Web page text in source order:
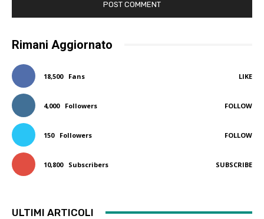
Rimani Aggiornato
18,500 Fans LIKE
4,000 Followers FOLLOW
150 Followers FOLLOW
10,800 Subscribers SUBSCRIBE
ULTIMI ARTICOLI